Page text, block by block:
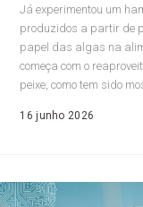
Já experimentou um
produzidos a partir de
papel das algas na
começa com o
peixe, como tem sido
16 junho 2026